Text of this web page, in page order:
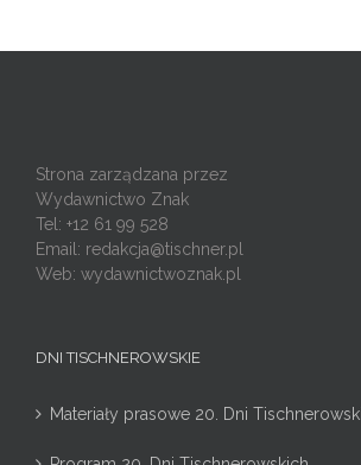
Strona zarządzana przez
Wydawnictwo Znak
Tel: +12 61 99 528
Email: redakcja@tischner.pl
Web: wydawnictwoznak.pl
DNI TISCHNEROWSKIE
Materiały prasowe 20. Dni